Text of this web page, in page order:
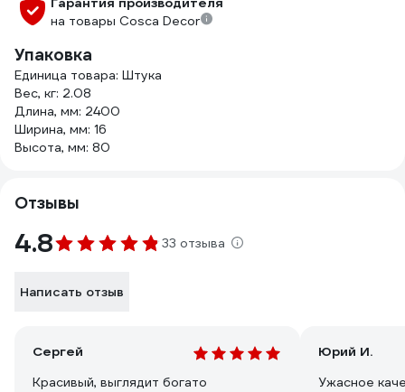
на товары Cosca Decor
Упаковка
Единица товара: Штука
Вес, кг: 2.08
Длина, мм: 2400
Ширина, мм: 16
Высота, мм: 80
Отзывы
4.8 33 отзыва
Написать отзыв
Сергей
Красивый, выглядит богато
Юрий И.
Ужасное